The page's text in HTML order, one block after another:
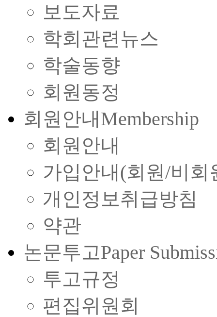
보도자료
학회관련뉴스
학술동향
회원동정
회원안내Membership
회원안내
가입안내(회원/비회
개인정보취급방침
약관
논문투고Paper
투고규정
편집위원회